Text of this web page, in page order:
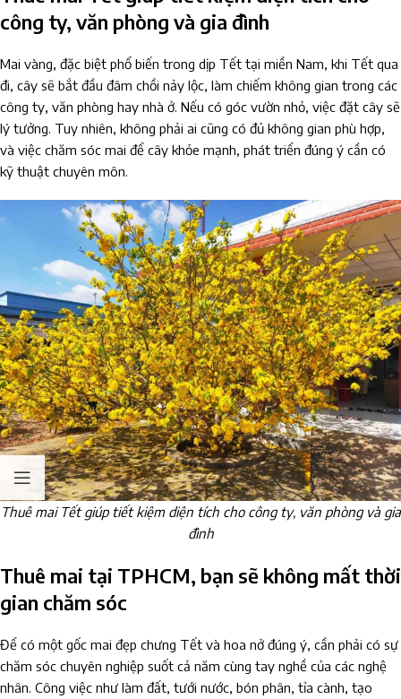
công ty, văn phòng và gia đình
Mai vàng, đặc biệt phổ biến trong dịp Tết tại miền Nam, khi Tết qua
đi, cây sẽ bắt đầu đâm chồi nảy lộc, làm chiếm không gian trong các
công ty, văn phòng hay nhà ở. Nếu có góc vườn nhỏ, việc đặt cây sẽ
lý tưởng. Tuy nhiên, không phải ai cũng có đủ không gian phù hợp,
và việc chăm sóc mai để cây khỏe mạnh, phát triển đúng ý cần có
kỹ thuật chuyên môn.
Thuê mai Tết giúp tiết kiệm diện tích cho công ty, văn phòng và gia
đình
Thuê mai tại TPHCM, bạn sẽ không mất thời
gian chăm sóc
Để có một gốc mai đẹp chưng Tết và hoa nở đúng ý, cần phải có sự
chăm sóc chuyên nghiệp suốt cả năm cùng tay nghề của các nghệ
nhân. Công việc như làm đất, tưới nước, bón phân, tỉa cành, tạo